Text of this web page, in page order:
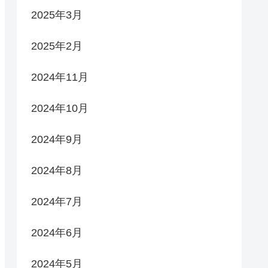
2025年3月
2025年2月
2024年11月
2024年10月
2024年9月
2024年8月
2024年7月
2024年6月
2024年5月